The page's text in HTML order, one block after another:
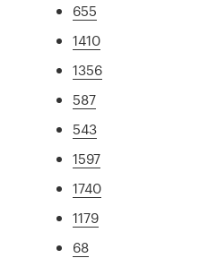
655
1410
1356
587
543
1597
1740
1179
68